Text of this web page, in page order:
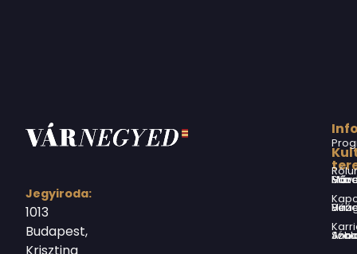
Jegyiroda:
1013
Budapest,
Márai Sándor Művelődési Ház
Virág Benedek Ház
Jókai Anna